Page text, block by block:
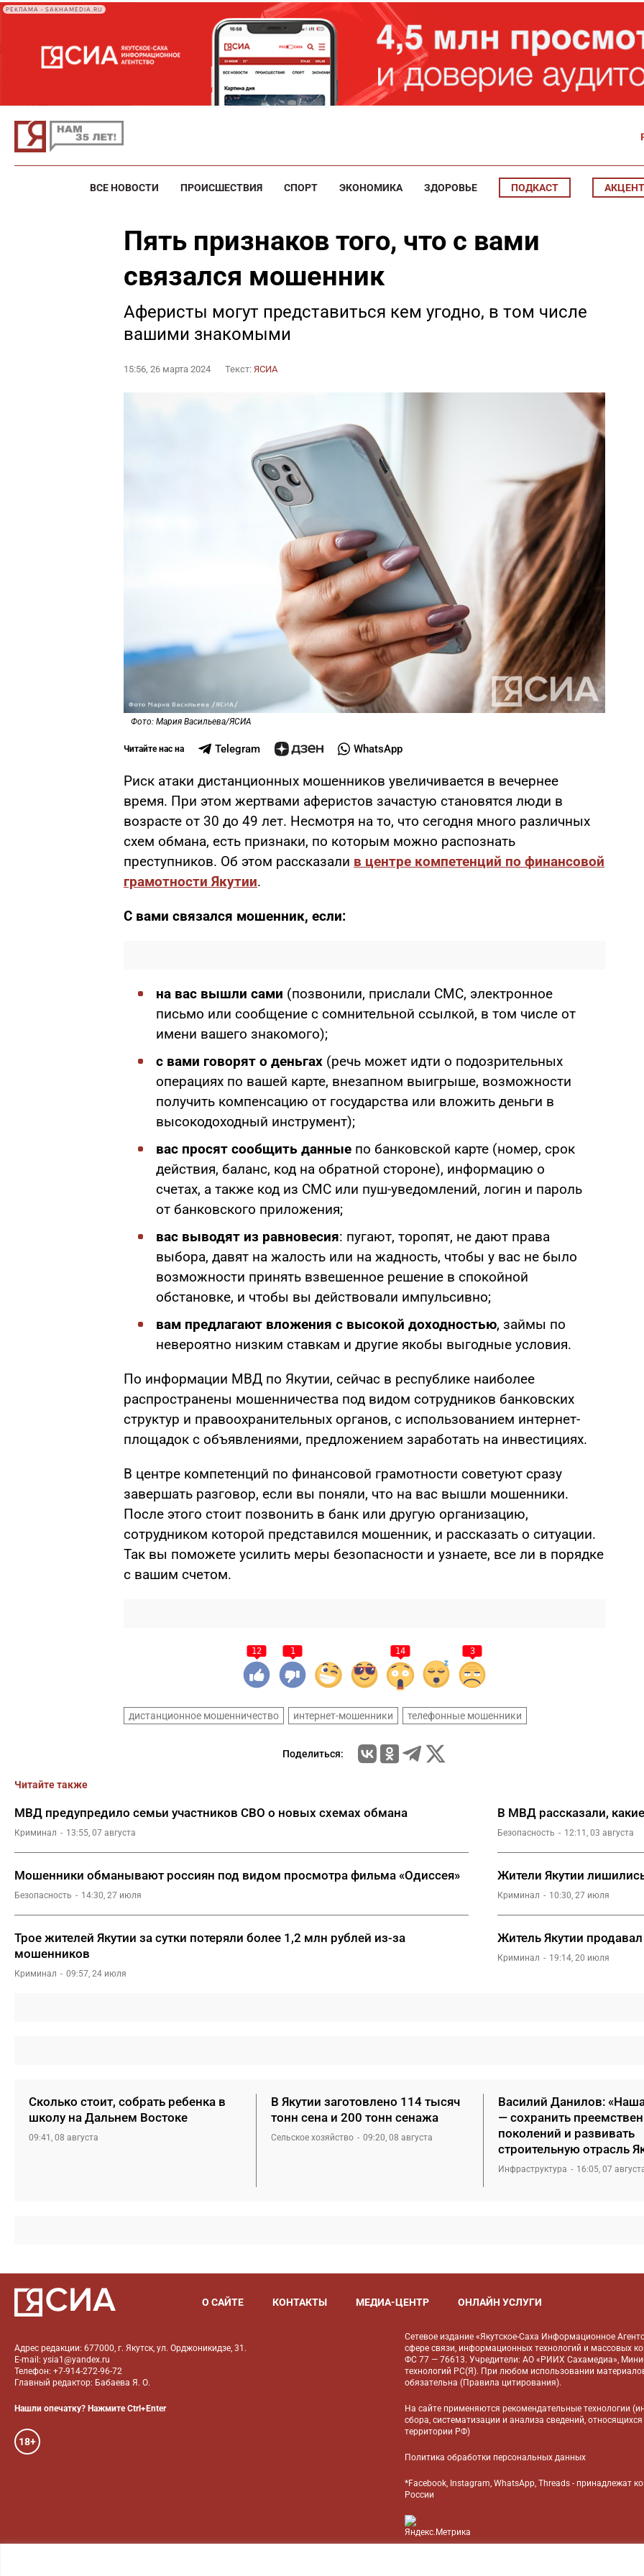
РЕКЛАМА • SAKHAMEDIA.RU
ВСЕ НОВОСТИ ПРОИСШЕСТВИЯ СПОРТ ЭКОНОМИКА ЗДОРОВЬЕ ПОДКАСТ АКЦЕНТ
Пять признаков того, что с вами
связался мошенник
Аферисты могут представиться кем угодно, в том числе
вашими знакомыми
15:56, 26 марта 2024 Текст: ЯСИА
Фото: Мария Васильева/ЯСИА
Читайте нас на Telegram WhatsApp
Риск атаки дистанционных мошенников увеличивается в вечернее
время. При этом жертвами аферистов зачастую становятся люди в
возрасте от 30 до 49 лет. Несмотря на то, что сегодня много различных
схем обмана, есть признаки, по которым можно распознать
преступников. Об этом рассказали в центре компетенций по финансовой
грамотности Якутии.
С вами связался мошенник, если:
на вас вышли сами (позвонили, прислали СМС, электронное
письмо или сообщение с сомнительной ссылкой, в том числе от
имени вашего знакомого);
с вами говорят о деньгах (речь может идти о подозрительных
операциях по вашей карте, внезапном выигрыше, возможности
получить компенсацию от государства или вложить деньги в
высокодоходный инструмент);
вас просят сообщить данные по банковской карте (номер, срок
действия, баланс, код на обратной стороне), информацию о
счетах, а также код из СМС или пуш-уведомлений, логин и пароль
от банковского приложения;
вас выводят из равновесия: пугают, торопят, не дают права
выбора, давят на жалость или на жадность, чтобы у вас не было
возможности принять взвешенное решение в спокойной
обстановке, и чтобы вы действовали импульсивно;
вам предлагают вложения с высокой доходностью, займы по
невероятно низким ставкам и другие якобы выгодные условия.
По информации МВД по Якутии, сейчас в республике наиболее
распространены мошенничества под видом сотрудников банковских
структур и правоохранительных органов, с использованием интернет-
площадок с объявлениями, предложением заработать на инвестициях.
В центре компетенций по финансовой грамотности советуют сразу
завершать разговор, если вы поняли, что на вас вышли мошенники.
После этого стоит позвонить в банк или другую организацию,
сотрудником которой представился мошенник, и рассказать о ситуации.
Так вы поможете усилить меры безопасности и узнаете, все ли в порядке
с вашим счетом.
12 1 14 3
дистанционное мошенничество интернет-мошенники телефонные мошенники
Поделиться:
Читайте также
МВД предупредило семьи участников СВО о новых схемах обмана
Криминал 13:55, 07 августа
В МВД рассказали,
Безопасность 12:11, 03 августа
Мошенники обманывают россиян под видом просмотра фильма «Одиссея»
Безопасность 14:30, 27 июля
Жители Якутии
Криминал 10:30, 27 июля
Трое жителей Якутии за сутки потеряли более 1,2 млн рублей из-за
мошенников
Криминал 09:57, 24 июля
Житель Якутии
Криминал 19:14, 20 июля
Сколько стоит, собрать ребенка в
школу на Дальнем Востоке
09:41, 08 августа
В Якутии заготовлено 114 тысяч
тонн сена и 200 тонн сенажа
Сельское хозяйство 09:20, 08 августа
Василий Данилов:
— сохранить
поколений и развивать
строительную отрасль
Инфраструктура 16:05, 07
О САЙТЕ КОНТАКТЫ МЕДИА-ЦЕНТР ОНЛАЙН УСЛУГИ
Адрес редакции: 677000, г. Якутск, ул. Орджоникидзе, 31.
E-mail: ysia1@yandex.ru
Телефон: +7-914-272-96-72
Главный редактор: Бабаева Я. О.
Нашли опечатку? Нажмите Ctrl+Enter
18+
Сетевое издание «Якутское-Саха Информационное
сфере связи, информационных технологий и массовых
ФС 77 — 76613. Учредители: АО «РИИХ Сахамедиа»,
технологий РС(Я). При любом использовании
обязательна (Правила цитирования).
На сайте применяютсярекомендательные технологии
сбора, систематизации и анализа сведений,
территории РФ)
Политика обработки персональных данных
*Facebook, Instagram, WhatsApp, Threads - принадлежат
России